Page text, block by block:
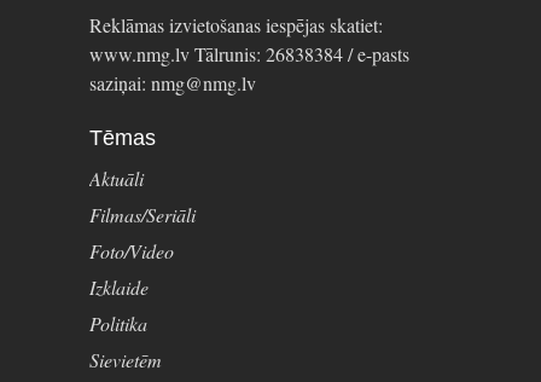
Reklāmas izvietošanas iespējas skatiet:
www.nmg.lv Tālrunis: 26838384 / e-pasts
saziņai: nmg@nmg.lv
Tēmas
Aktuāli
Filmas/Seriāli
Foto/Video
Izklaide
Politika
Sievietēm